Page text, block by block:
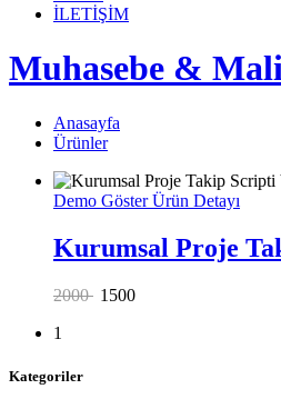
İLETİŞİM
Muhasebe &
Anasayfa
Ürünler
Demo GösterÜrün Detayı
Kurumsal Proje
2000 1500
1
Kategoriler